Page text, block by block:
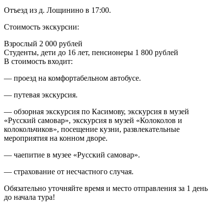
Отъезд из д. Лощинино в 17:00.
Стоимость экскурсии:
Взрослый 2 000 рублей
Студенты, дети до 16 лет, пенсионеры 1 800 рублей
В стоимость входит:
— проезд на комфортабельном автобусе.
— путевая экскурсия.
— обзорная экскурсия по Касимову, экскурсия в музей
«Русский самовар», экскурсия в музей «Колоколов и
колокольчиков», посещение кузни, развлекательные
мероприятия на конном дворе.
— чаепитие в музее «Русский самовар».
— страхование от несчастного случая.
Обязательно уточняйте время и место отправления за 1 день
до начала тура!